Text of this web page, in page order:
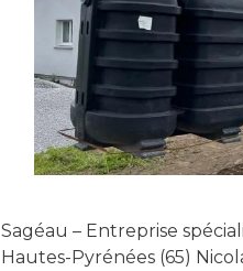
Sagéau – Entreprise
Hautes-Pyrénées (65)